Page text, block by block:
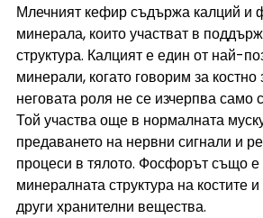
Млечният кефир съдържа калций и
минерала, които участват в
структура. Калцият е един от най-
минерали, когато говорим за костно
неговата роля не се изчерпва само
Той участва още в нормалната
предаването на нервни сигнали и
процеси в тялото. Фосфорът също е
минералната структура на костите
други хранителни вещества.